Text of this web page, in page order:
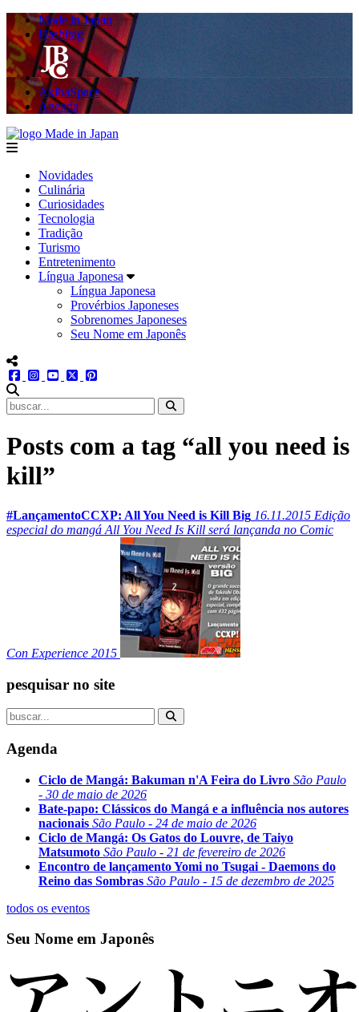
Made in Japan
Hashitag
AkibaSpace
Agenda
menu
Novidades
Culinária
Curiosidades
Tecnologia
Tradição
Turismo
Entretenimento
Língua Japonesa
Língua Japonesa
Provérbios Japoneses
Sobrenomes Japoneses
Seu Nome em Japonês
menu redes social
facebookinstagram
youtube
twitter
Posts com a tag “all you need is
kill”
#LançamentoCCXP: All You Need is Kill Big 16.11.2015 Edição
especial do mangá All You Need Is Kill será lançanda no Comic
Con Experience 2015
pesquisar no site
Agenda
Ciclo de Mangá: Bakuman n'A Feira do Livro São Paulo
- 30 de maio de 2026
Bate-papo: Clássicos do Mangá e a influência nos autores
nacionais São Paulo - 24 de maio de 2026
Ciclo de Mangá: Os Gatos do Louvre, de Taiyo
Matsumoto São Paulo - 21 de fevereiro de 2026
Encontro de lançamento Yomi no Tsugai - Daemons do
Reino das Sombras São Paulo - 15 de dezembro de 2025
todos os eventos
Seu Nome em Japonês